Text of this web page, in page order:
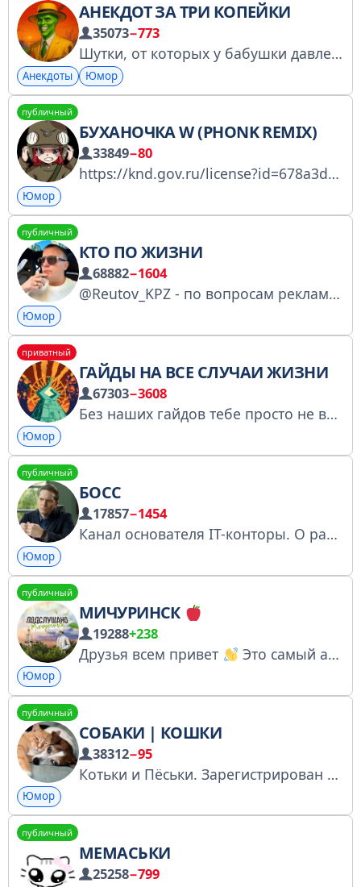
АНЕКДОТ ЗА ТРИ КОПЕЙКИ
35073−773
Шутки, от которых у бабушки давление, у соседа — стояк, а у депутата — паника. По всем вопросам: @mister_krabsik Менеджеры: @lokii_admin
Анекдоты Юмор
публичный
БУХАНОЧКА W (PHONK REMIX)
33849−80
https://knd.gov.ru/license?id=678a3daf8f8bd4206f91de1a&registryType=bloggersPermission
Юмор
публичный
КТО ПО ЖИЗНИ
68882−1604
@Reutov_KPZ - по вопросам рекламы, предложениям и сливам. INSTAGRAM
Юмор
приватный
ГАЙДЫ НА ВСЕ СЛУЧАИ ЖИЗНИ
67303−3608
Без наших гайдов тебе просто не выжить Сотрудничество: @stanik @crsosite https://t.me/+B-qE5hUu4DBmMGY6 Реклама: https://telega.in/channels/+VjT43g0lC9liNTIy/card
Юмор
публичный
БОСС
17857−1454
Канал основателя IT-конторы. О рабочих моментах честно. По вопросам рекламы: @kirillsuhov SMM и создание TG-ботов: @kirillsuhov № 7063181935 Канал зарегистрирован РКН clck.ru/3GBPLo
Юмор
публичный
МИЧУРИНСК
19288+238
Друзья всем привет Это самый активный канал г. Мичуринска
Юмор
публичный
СОБАКИ | КОШКИ
38312−95
Котьки и Пёськи. Зарегистрирован в РКН: https://www.gosuslugi.ru/snet/67a5fc2ad6fa92100ee8f1cc По вопросам рекламы : @pinky_reklama
Юмор
публичный
МЕМАСЬКИ
25258−799